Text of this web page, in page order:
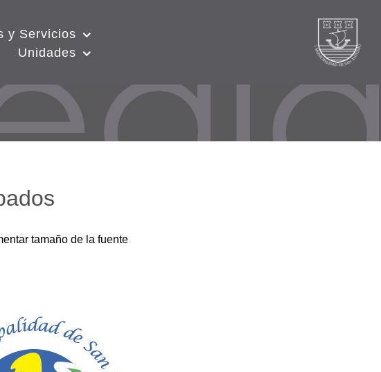
y Servicios
Unidades
tamaño de la fuente